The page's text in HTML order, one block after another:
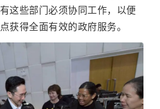
这些部门必须协同工作，以便
获得全面有效的政府服务。